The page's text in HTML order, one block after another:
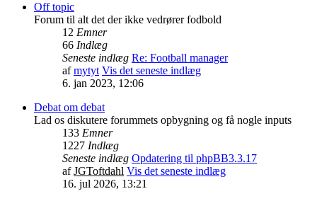
Off topic
Forum til alt det der ikke vedrører fodbold
12 Emner
66 Indlæg
Seneste indlæg Re: Football manager
afmytyt Vis det seneste indlæg
6. jan 2023, 12:06
Debat om debat
Lad os diskutere forummets opbygning og få nogle inputs
133 Emner
1227 Indlæg
Seneste indlæg Opdatering til phpBB3.3.17
afJGToftdahl Vis det seneste indlæg
16. jul 2026, 13:21